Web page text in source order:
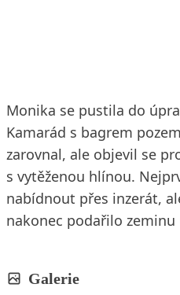
Monika se pustila do
Kamarád s bagrem
zarovnal, ale objevil se
s vytěženou hlínou.
nabídnout přes inzerát,
nakonec podařilo zeminu
Galerie